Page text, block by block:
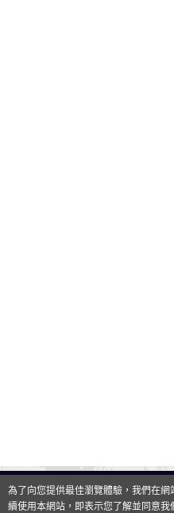
QooApp
為了向您提供最佳瀏覽體驗，我們在
續使用本網站，即表示您了解並同意我